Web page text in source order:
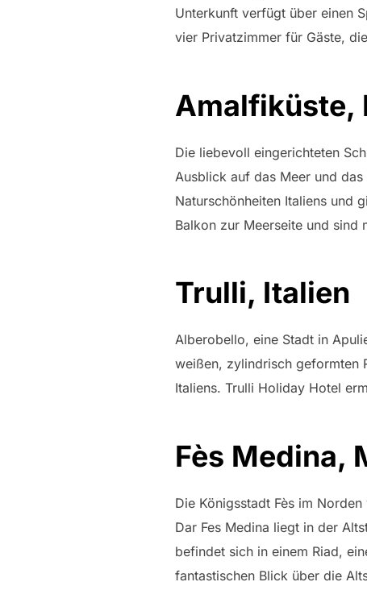
Unterkunft verfügt über einen
vier Privatzimmer für Gäste,
Amalfiküste,
Die liebevoll eingerichteten
Ausblick auf das Meer und
Naturschönheiten Italiens und
Balkon zur Meerseite und sind
Trulli, Italien
Alberobello, eine Stadt in
weißen, zylindrisch geformten
Italiens. Trulli Holiday Hotel
Fès Medina,
Die Königsstadt Fès im
Dar Fes Medina liegt in der
befindet sich in einem Riad,
fantastischen Blick über die